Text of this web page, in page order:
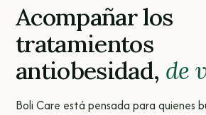
Acompañar los
tratamientos
antiobesidad, de
Boli Care está pensada para quienes